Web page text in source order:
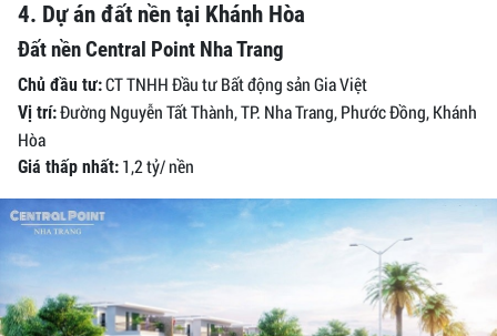
4. Dự án đất nền tại Khánh Hòa
Đất nền Central Point Nha Trang
Chủ đầu tư:CT TNHH Đầu tư Bất động sản Gia Việt
Vị trí:Đường Nguyễn Tất Thành, TP. Nha Trang, Phước Đồng, Khánh
Hòa
Giá thấp nhất: 1,2 tỷ/ nền